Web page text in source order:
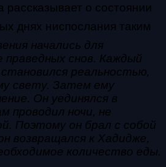
о состоянии
начались для
праведных снов. Каждый
реальностью,
свету. Затем ему
Он уединялся в
проводил ночи, не
Поэтому он брал с собой
возвращался к Хадидже,
количество еды.